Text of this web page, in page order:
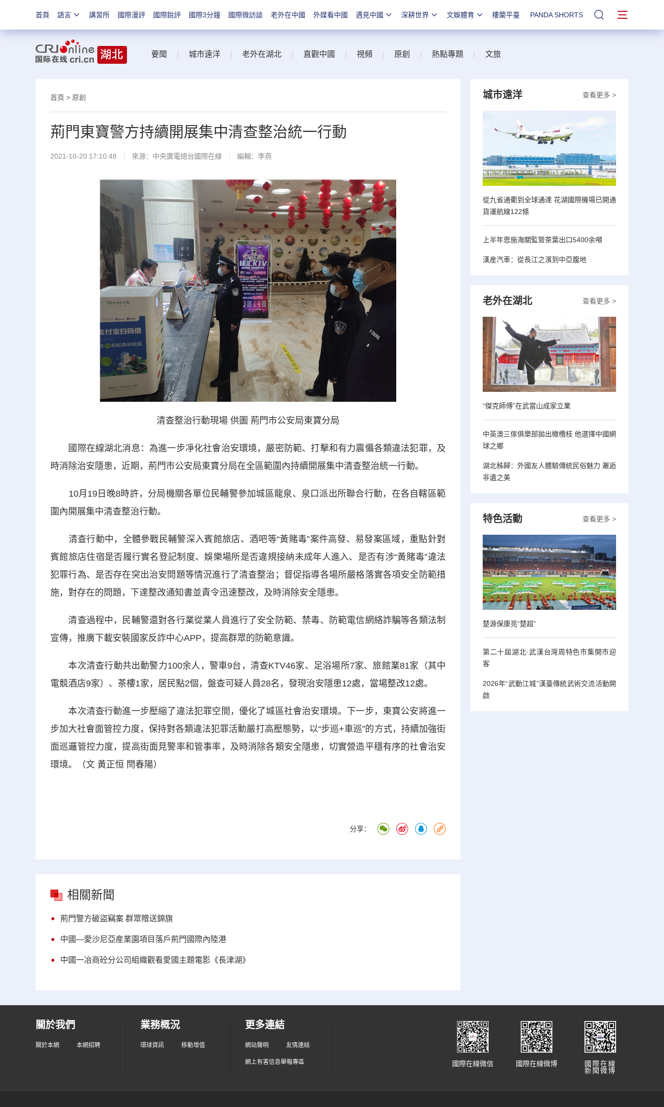
首頁 語言 講習所 國際漫評 國際銳評 國際3分鐘 國際微訪談 老外在中國 外媒看中國 遇見中國 深耕世界 文娛體育 樓蘭平臺 PANDA SHORTS 站內搜索
要聞 城市遠洋 老外在湖北 直觀中國 視頻 原創 熱點專題 文旅
首頁 > 原創
荊門東寶警方持續開展集中清查整治統一行動
2021-10-20 17:10:48 來源： 中央廣電總台國際在線 編輯：李燕
清查整治行動現場 供圖 荊門市公安局東寶分局
國際在線湖北消息：為進一步凈化社會治安環境，嚴密防範、打擊和有力震懾各類違法犯罪，及
時消除治安隱患，近期，荊門市公安局東寶分局在全區範圍內持續開展集中清查整治統一行動。
10月19日晚8時許，分局機關各單位民輔警參加城區龍泉、泉口派出所聯合行動，在各自轄區範
圍內開展集中清查整治行動。
清查行動中，全體參戰民輔警深入賓館旅店、酒吧等“黃賭毒”案件高發、易發案區域，重點針對
賓館旅店住宿是否履行實名登記制度、娛樂場所是否違規接納未成年人進入、是否有涉“黃賭毒”違法
犯罪行為、是否存在突出治安問題等情況進行了清查整治；督促指導各場所嚴格落實各項安全防範措
施，對存在的問題，下達整改通知書並責令迅速整改，及時消除安全隱患。
清查過程中，民輔警還對各行業從業人員進行了安全防範、禁毒、防範電信網絡詐騙等各類法制
宣傳，推廣下載安裝國家反詐中心APP，提高群眾的防範意識。
本次清查行動共出動警力100余人，警車9台，清查KTV46家、足浴場所7家、旅館業81家（其中
電競酒店9家）、茶樓1家，居民點2個，盤查可疑人員28名，發現治安隱患12處，當場整改12處。
本次清查行動進一步壓縮了違法犯罪空間，優化了城區社會治安環境。下一步，東寶公安將進一
步加大社會面管控力度，保持對各類違法犯罪活動嚴打高壓態勢，以“步巡+車巡”的方式，持續加強街
面巡邏管控力度，提高街面見警率和管事率，及時消除各類安全隱患，切實營造平穩有序的社會治安
環境。（文 黃正恒 閆春陽）
分享：
相關新聞
荊門警方破盜竊案 群眾贈送錦旗
中國—愛沙尼亞産業園項目落戶荊門國際內陸港
中國一冶商砼分公司組織觀看愛國主題電影《長津湖》
查看更多 >
城市遠洋
從九省通衢到全球通達 花湖國際機場已開通
貨運航線122條
上半年恩施海關監管茶葉出口5400余噸
漢産汽車：從長江之濱到中亞腹地
查看更多 >
老外在湖北
“傑克師傅”在武當山成家立業
中英澳三傢俱樂部拋出橄欖枝 他選擇中國網
球之鄉
湖北秭歸：外國友人體驗傳統民俗魅力 邂逅
非遺之美
查看更多 >
特色活動
楚源保康亮“楚超”
第二十屆湖北·武漢台灣周特色市集開市迎
客
2026年“武動江城”漢臺傳統武術交流活動開
啟
關於我們
關於本網 本網招聘
業務概況
環球資訊 移動增值
更多連結
網站聲明 友情連結
網上有害信息舉報專區
國際在線
新聞微博
國際在線微博
國際在線微信